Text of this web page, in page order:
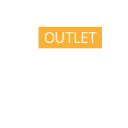
OUTLET